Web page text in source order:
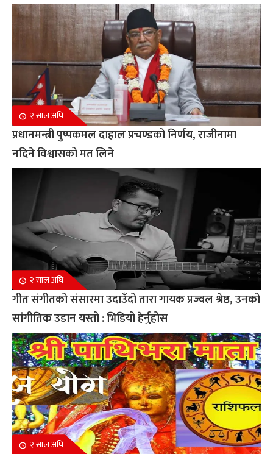
२ साल अघि
प्रधानमन्त्री पुष्पकमल दाहाल प्रचण्डको निर्णय, राजीनामा
नदिने विश्वासको मत लिने
२ साल अघि
गीत संगीतको संसारमा उदाउँदो तारा गायक प्रज्वल श्रेष्ठ, उनको
सांगीतिक उडान यस्तो : भिडियो हेर्नुहोस
२ साल अघि